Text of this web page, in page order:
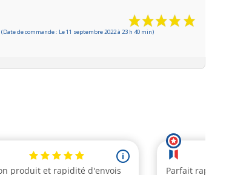
(Date de commande : Le 11 septembre 2022 à 23 h 40 min)